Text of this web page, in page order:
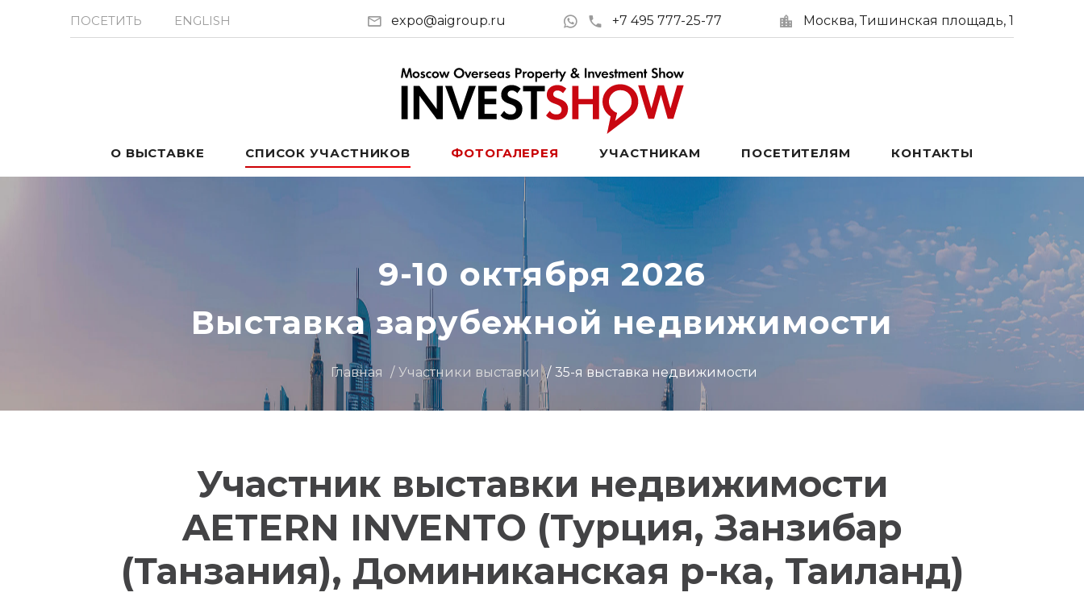
ПОСЕТИТЬ ENGLISH expo@aigroup.ru +7 495 777-25-77 Москва, Тишинская площадь, 1
О ВЫСТАВКЕ СПИСОК УЧАСТНИКОВ ФОТОГАЛЕРЕЯ УЧАСТНИКАМ ПОСЕТИТЕЛЯМ КОНТАКТЫ
9-10 октября 2026
Выставка зарубежной недвижимости
Главная Участники выставки 35-я выставка недвижимости
Участник выставки недвижимости
AETERN INVENTO (Турция, Занзибар
(Танзания), Доминиканская р-ка, Таиланд)